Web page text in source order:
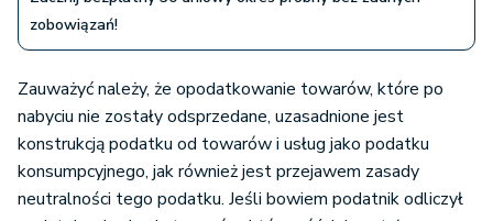
zobowiązań!
Zauważyć należy, że opodatkowanie towarów, które po
nabyciu nie zostały odsprzedane, uzasadnione jest
konstrukcją podatku od towarów i usług jako podatku
konsumpcyjnego, jak również jest przejawem zasady
neutralności tego podatku. Jeśli bowiem podatnik odliczył